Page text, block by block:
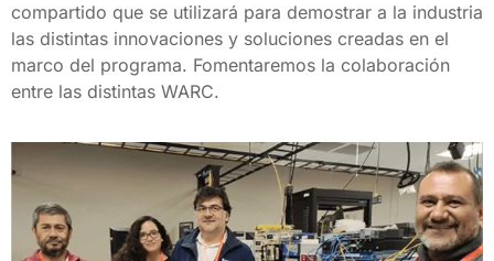
compartido que se utilizará para demostrar a la industria
las distintas innovaciones y soluciones creadas en el
marco del programa. Fomentaremos la colaboración
entre las distintas WARC.